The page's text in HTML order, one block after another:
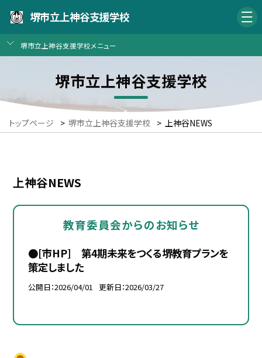
堺市立上神谷支援学校
堺市立上神谷支援学校メニュー
堺市立上神谷支援学校
トップページ > 堺市立上神谷支援学校 > 上神谷NEWS
上神谷NEWS
教育委員会からのお知らせ
●[市HP] 第4期未来をつくる堺教育プランを
策定しました
公開日 2026/04/01 更新日 2026/03/27